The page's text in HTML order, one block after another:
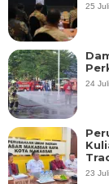
25
24
23